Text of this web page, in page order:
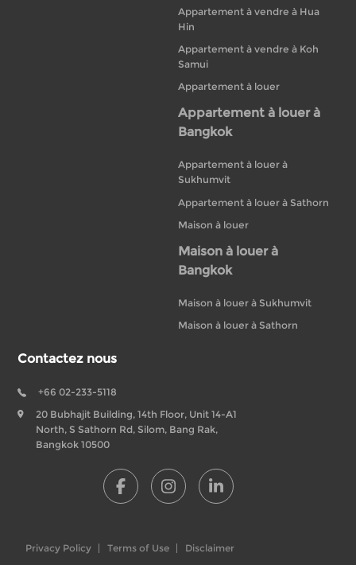
Appartement à vendre à Hua
Hin
Appartement à vendre à Koh
Samui
Appartement à louer
Appartement à louer à
Bangkok
Appartement à louer à
Sukhumvit
Appartement à louer à Sathorn
Maison à louer
Maison à louer à
Bangkok
Maison à louer à Sukhumvit
Maison à louer à Sathorn
Contactez nous
+66 02-233-5118
20 Bubhajit Building, 14th Floor, Unit 14-A1
North, S Sathorn Rd, Silom, Bang Rak,
Bangkok 10500
Privacy Policy Terms of Use Disclaimer